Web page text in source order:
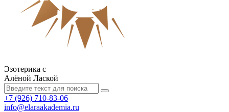
Эзотерика с
Алёной Лаской
+7 (926) 710-83-06
info@elaraakademia.ru